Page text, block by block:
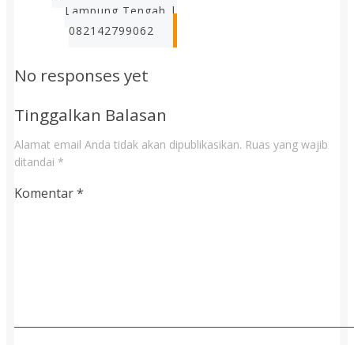
Lampung Tengah |
082142799062
No responses yet
Tinggalkan Balasan
Alamat email Anda tidak akan dipublikasikan. Ruas yang wajib
ditandai *
Komentar*